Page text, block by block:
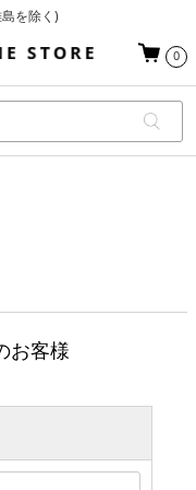
を除く)
送料無料
0
お客様